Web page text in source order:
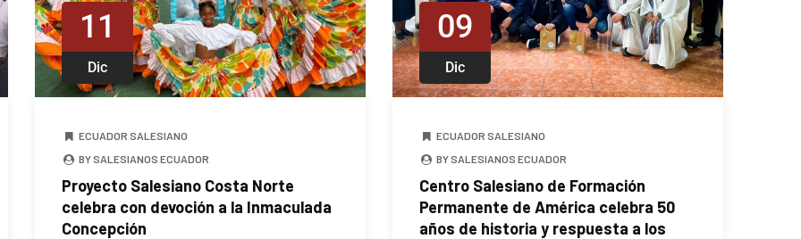
11
Dic
ECUADOR SALESIANO
BY SALESIANOS ECUADOR
Proyecto Salesiano Costa Norte
celebra con devoción a la Inmaculada
Concepción
09
Dic
ECUADOR SALESIANO
BY SALESIANOS ECUADOR
Centro Salesiano de Formación
Permanente de América celebra 50
años de historia y respuesta a los